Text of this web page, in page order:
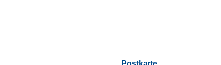
Postkarte